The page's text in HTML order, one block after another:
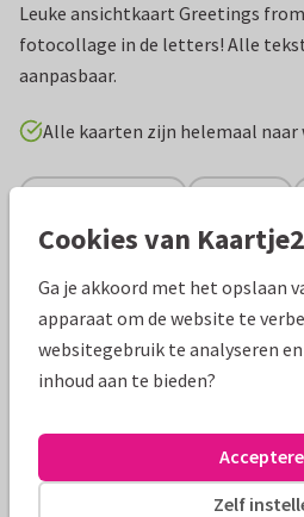
Leuke ansichtkaart Greetings
fotocollage in de letters! Alle
aanpasbaar.
Alle kaarten zijn helemaal naar
Vakantiekaarten Manique
Papiersoort: Glans
Envelop: Geen,
Adres: Achterop de
Formaten
Cookies van
Ga je akkoord met het opslaan
apparaat om de website te
websitegebruik te analyseren
inhoud aan te bieden?
Zelf